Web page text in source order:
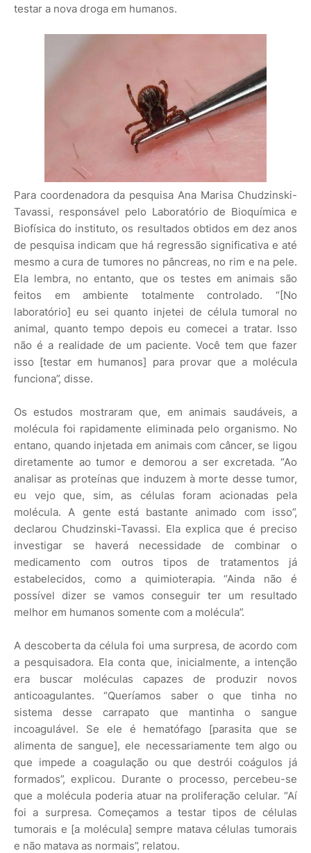
testar a nova droga em humanos.
Para coordenadora da pesquisa Ana Marisa Chudzinski-
Tavassi, responsável pelo Laboratório de Bioquímica e
Biofísica do instituto, os resultados obtidos em dez anos
de pesquisa indicam que há regressão significativa e até
mesmo a cura de tumores no pâncreas, no rim e na pele.
Ela lembra, no entanto, que os testes em animais são
feitos em ambiente totalmente controlado. “[No
laboratório] eu sei quanto injetei de célula tumoral no
animal, quanto tempo depois eu comecei a tratar. Isso
não é a realidade de um paciente. Você tem que fazer
isso [testar em humanos] para provar que a molécula
funciona”, disse.
Os estudos mostraram que, em animais saudáveis, a
molécula foi rapidamente eliminada pelo organismo. No
entano, quando injetada em animais com câncer, se ligou
diretamente ao tumor e demorou a ser excretada. “Ao
analisar as proteínas que induzem à morte desse tumor,
eu vejo que, sim, as células foram acionadas pela
molécula. A gente está bastante animado com isso”,
declarou Chudzinski-Tavassi. Ela explica que é preciso
investigar se haverá necessidade de combinar o
medicamento com outros tipos de tratamentos já
estabelecidos, como a quimioterapia. “Ainda não é
possível dizer se vamos conseguir ter um resultado
melhor em humanos somente com a molécula”.
A descoberta da célula foi uma surpresa, de acordo com
a pesquisadora. Ela conta que, inicialmente, a intenção
era buscar moléculas capazes de produzir novos
anticoagulantes. “Queríamos saber o que tinha no
sistema desse carrapato que mantinha o sangue
incoagulável. Se ele é hematófago [parasita que se
alimenta de sangue], ele necessariamente tem algo ou
que impede a coagulação ou que destrói coágulos já
formados”, explicou. Durante o processo, percebeu-se
que a molécula poderia atuar na proliferação celular. “Aí
foi a surpresa. Começamos a testar tipos de células
tumorais e [a molécula] sempre matava células tumorais
e não matava as normais”, relatou.